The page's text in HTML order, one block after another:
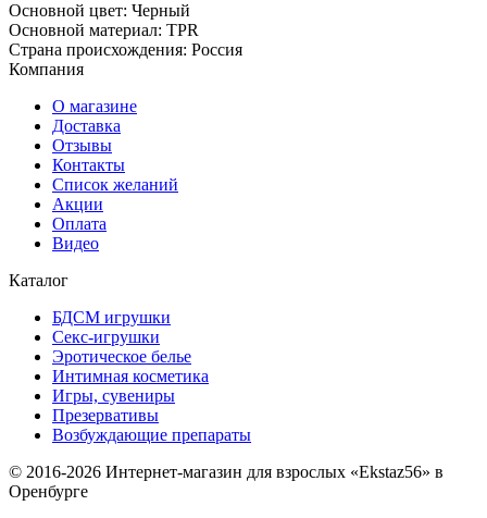
Основной цвет: Черный
Основной материал: TPR
Страна происхождения: Россия
Компания
О магазине
Доставка
Отзывы
Контакты
Список желаний
Акции
Оплата
Видео
Каталог
БДСМ игрушки
Секс-игрушки
Эротическое белье
Интимная косметика
Игры, сувениры
Презервативы
Возбуждающие препараты
© 2016-2026 Интернет-магазин для взрослых «Ekstaz56» в
Оренбурге